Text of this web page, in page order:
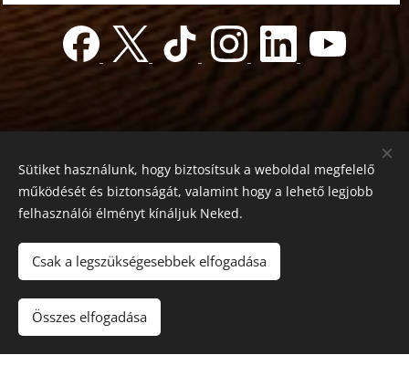
Országos azonosító:
0100/60270/2025/2300092318647
Adószám: 19419028-1-43
Webnode
Sütiket használunk, hogy biztosítsuk a weboldal megfelelő
működését és biztonságát, valamint hogy a lehető legjobb
felhasználói élményt kínáljuk Neked.
Csak a legszükségesebbek elfogadása
Összes elfogadása